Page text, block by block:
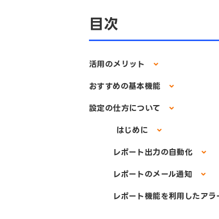
目次
活用のメリット
おすすめの基本機能
設定の仕方について
はじめに
レポート出力の自動化
レポートのメール通知
レポート機能を利用したア